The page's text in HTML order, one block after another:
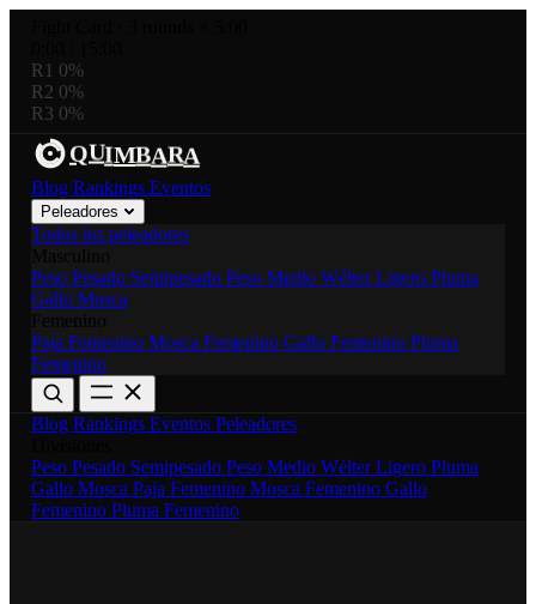
R1 0%
R2 0%
R3 0%
QUIMBARA
Blog Rankings Eventos
Peleadores
Todos los peleadores
Peso Pesado Semipesado Peso Medio WélterLigero Pluma
Gallo Mosca
Paja Femenino Mosca Femenino Gallo Femenino Pluma
Femenino
Blog Rankings Eventos Peleadores
Peso Pesado Semipesado Peso Medio WélterLigero Pluma
Gallo Mosca Paja Femenino Mosca Femenino Gallo
Femenino Pluma Femenino